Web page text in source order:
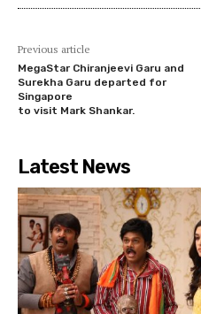
Previous article
MegaStar Chiranjeevi Garu and
Surekha Garu departed for
Singapore
to visit Mark Shankar.
Latest News